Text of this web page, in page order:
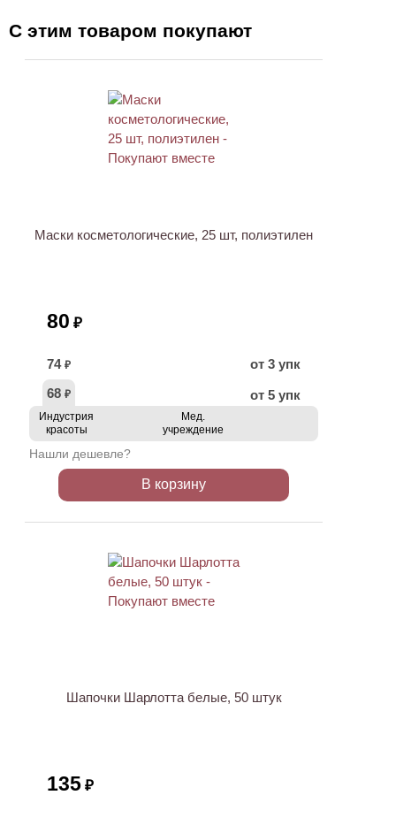
С этим товаром покупают
Маски косметологические, 25 шт, полиэтилен
80 ₽
74 ₽
от 3 упк
68 ₽ от 5 упк
Индустрия
красоты
Мед.
учреждение
Нашли дешевле?
В корзину
Шапочки Шарлотта белые, 50 штук
135 ₽